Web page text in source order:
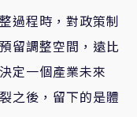
過程時，對政策制
留調整空間，遠比
定一個產業未來
之後，留下的是體